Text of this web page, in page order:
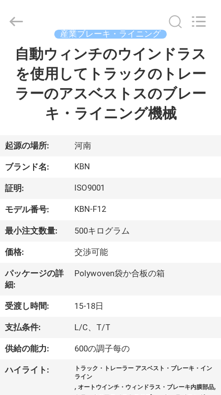
ク
ト
私
達
つ
い
て
工
場
旅
2018
Kebona
Industry
Reserved.
産業ブレーキ・ライニング
自動ウィンチのウインドラス
を使用してトラックのトレー
ラーのアスベストスのブレー
キ・ライニング機械
起源の場所: 河南
ブランド名: KBN
証明: ISO9001
モデル番号: KBN-F12
最小注文数量: 500キログラム
価格: 交渉可能
パッケージの詳
細:
Polywoven袋か合板の箱
受渡し時間: 15-18日
支払条件: L/C、T/T
供給の能力: 600の調子每の
ハイライト:
トラック・トレーラー アスベスト・ブレーキ・イン
ライン
, オートウインチ・ウィンドラス・ブレーキ内膜部品,